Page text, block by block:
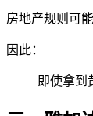
房地产规则可
因此：
即使拿到